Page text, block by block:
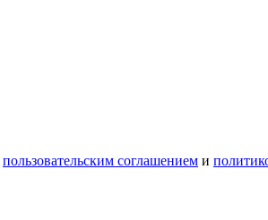
пользовательским соглашением и